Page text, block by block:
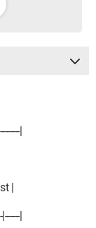
|
|
|------|